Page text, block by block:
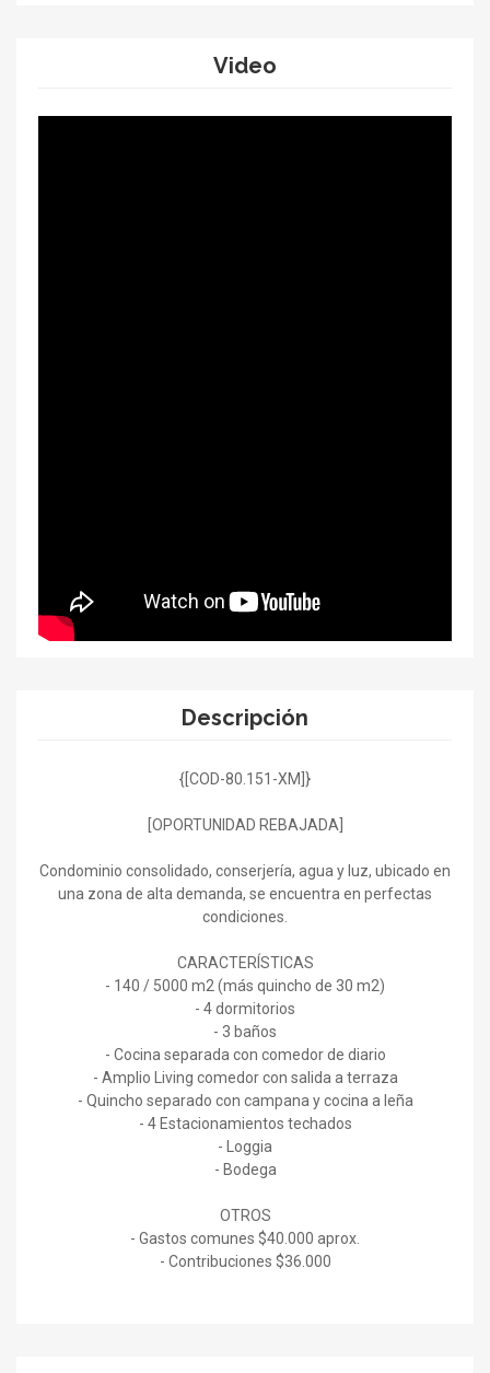
Video
Descripción
{[COD-80.151-XM]}
[OPORTUNIDAD REBAJADA]
Condominio consolidado, conserjería, agua y luz, ubicado en
una zona de alta demanda, se encuentra en perfectas
condiciones.
CARACTERÍSTICAS
- 140 / 5000 m2 (más quincho de 30 m2)
- 4 dormitorios
- 3 baños
- Cocina separada con comedor de diario
- Amplio Living comedor con salida a terraza
- Quincho separado con campana y cocina a leña
- 4 Estacionamientos techados
- Loggia
- Bodega
OTROS
- Gastos comunes $40.000 aprox.
- Contribuciones $36.000